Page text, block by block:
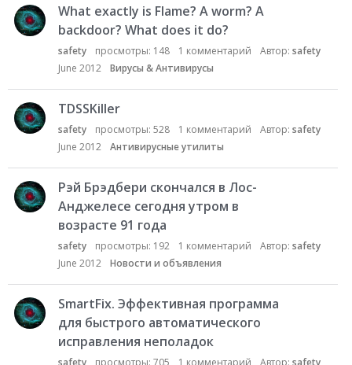
What exactly is Flame? A worm? A
backdoor? What does it do?
safety просмотры: 148 1 комментарий Автор: safety
June 2012
Вирусы & Антивирусы
TDSSKiller
safety просмотры: 528 1 комментарий Автор: safety
June 2012
Антивирусные утилиты
Рэй Брэдбери скончался в Лос-
Анджелесе сегодня утром в
возрасте 91 года
safety просмотры: 192 1 комментарий Автор: safety
June 2012
Новости и объявления
SmartFix. Эффективная программа
для быстрого автоматического
исправления неполадок
safety просмотры: 705 1 комментарий Автор: safety